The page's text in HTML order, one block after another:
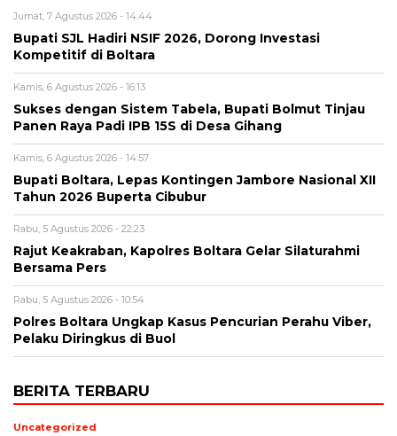
Jumat, 7 Agustus 2026 - 14:44
Bupati SJL Hadiri NSIF 2026, Dorong Investasi
Kompetitif di Boltara
Kamis, 6 Agustus 2026 - 16:13
Sukses dengan Sistem Tabela, Bupati Bolmut Tinjau
Panen Raya Padi IPB 15S di Desa Gihang
Kamis, 6 Agustus 2026 - 14:57
Bupati Boltara, Lepas Kontingen Jambore Nasional XII
Tahun 2026 Buperta Cibubur
Rabu, 5 Agustus 2026 - 22:23
Rajut Keakraban, Kapolres Boltara Gelar Silaturahmi
Bersama Pers
Rabu, 5 Agustus 2026 - 10:54
Polres Boltara Ungkap Kasus Pencurian Perahu Viber,
Pelaku Diringkus di Buol
BERITA TERBARU
Uncategorized